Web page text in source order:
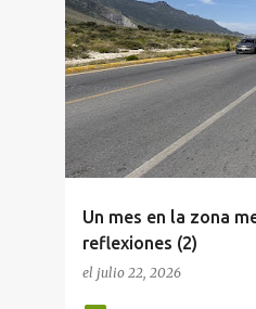
Un mes en la zona
reflexiones (2)
el julio 22, 2026
MOVILIDAD MUNICIPIOS
PLANEACIÓN